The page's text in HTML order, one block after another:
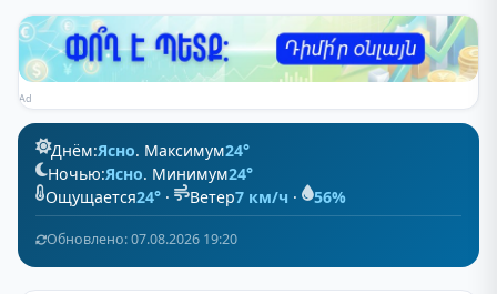
Ad
Днём:Ясно. Максимум24°
Ночью:Ясно. Минимум24°
Ощущается24° · Ветер7 км/ч · 56%
Обновлено: 07.08.2026 19:20